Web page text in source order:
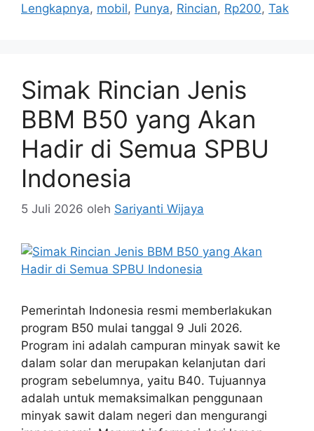
Lengkapnya, mobil, Punya, Rincian, Rp200, Tak
Simak Rincian Jenis
BBM B50 yang Akan
Hadir di Semua SPBU
Indonesia
5 Juli 2026 oleh Sariyanti Wijaya
Pemerintah Indonesia resmi memberlakukan
program B50 mulai tanggal 9 Juli 2026.
Program ini adalah campuran minyak sawit ke
dalam solar dan merupakan kelanjutan dari
program sebelumnya, yaitu B40. Tujuannya
adalah untuk memaksimalkan penggunaan
minyak sawit dalam negeri dan mengurangi